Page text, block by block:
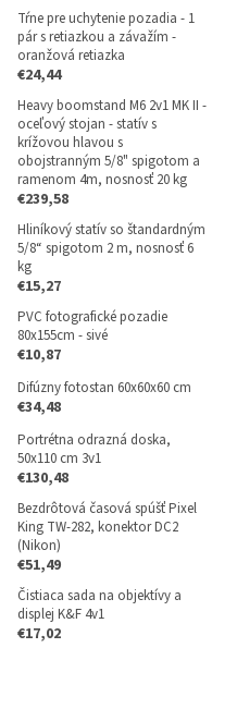
Tŕne pre uchytenie pozadia - 1
pár s retiazkou a závažím -
oranžová retiazka
€24,44
Heavy boomstand M6 2v1 MK II -
oceľový stojan - statív s
krížovou hlavou s
obojstranným 5/8" spigotom a
ramenom 4m, nosnosť 20 kg
€239,58
Hliníkový statív so štandardným
5/8“ spigotom 2 m, nosnosť 6
kg
€15,27
PVC fotografické pozadie
80x155cm - sivé
€10,87
Difúzny fotostan 60x60x60 cm
€34,48
Portrétna odrazná doska,
50x110 cm 3v1
€130,48
Bezdrôtová časová spúšť Pixel
King TW-282, konektor DC2
(Nikon)
€51,49
Čistiaca sada na objektívy a
displej K&F 4v1
€17,02